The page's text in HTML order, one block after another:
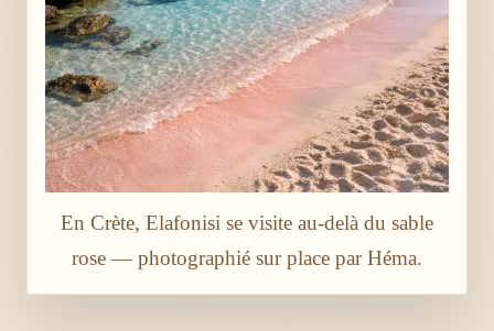
En Crète, Elafonisi se visite au-delà du sable
rose — photographié sur place par Héma.